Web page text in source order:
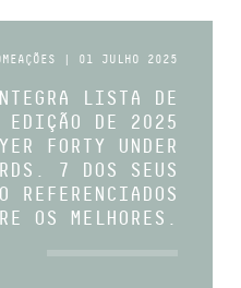
| 01 JULHO 2025
LISTA DE
EDIÇÃO DE 2025
FORTY UNDER
7 DOS SEUS
REFERENCIADOS
OS MELHORES.